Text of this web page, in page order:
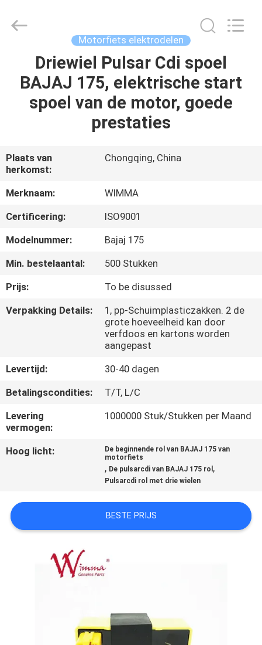
THUIS
PRODUCTEN
OVER
ONS
FABRIEKSTOCHT
KWALITEITSCONTROLE
NIEUWS
EEN
OFFERTE
SITEMAP
PRIVACYBELEID
Spare
Parts
Motorfiets elektrodelen
Driewiel Pulsar Cdi spoel
BAJAJ 175, elektrische start
spoel van de motor, goede
prestaties
Plaats van
herkomst:
Chongqing, China
Merknaam:
WIMMA
Certificering:
ISO9001
Modelnummer:
Bajaj 175
Min. bestelaantal:
500 Stukken
Prijs:
To be disussed
Verpakking Details:
1, pp-Schuimplasticzakken. 2 de
grote hoeveelheid kan door
verfdoos en kartons worden
aangepast
Levertijd:
30-40 dagen
Betalingscondities:
T/T, L/C
Levering
vermogen:
1000000 Stuk/Stukken per Maand
Hoog licht:
De beginnende rol van BAJAJ 175 van
motorfiets
, De pulsarcdi van BAJAJ 175 rol ,
Pulsarcdi rol met drie wielen
BESTE PRIJS